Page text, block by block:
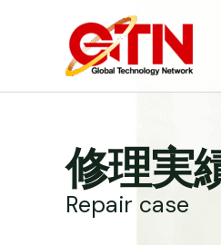
修理実
Repair case